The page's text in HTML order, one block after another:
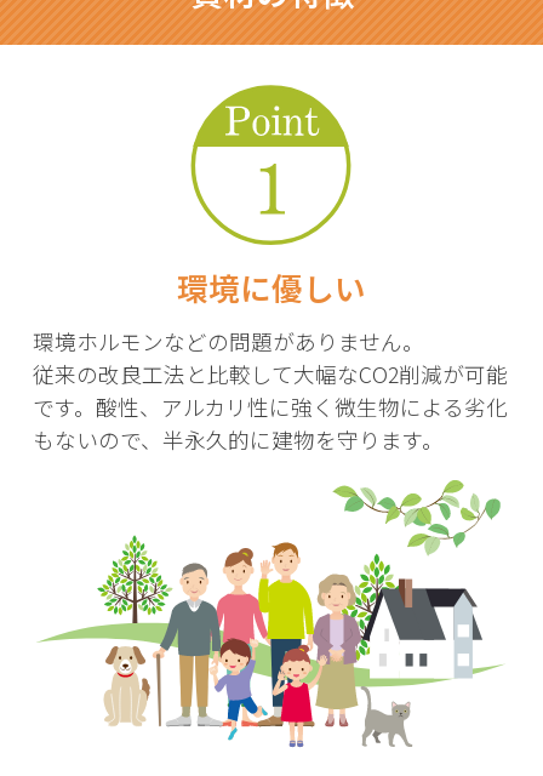
環境に優しい
環境ホルモンなどの問題がありません。
従来の改良工法と比較して大幅なCO2削減が可能
です。酸性、アルカリ性に強く微生物による劣化
もないので、半永久的に建物を守ります。